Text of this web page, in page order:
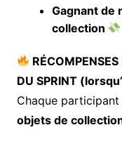
Gagnant de
collection
DU SPRINT
Chaque participant
objets de